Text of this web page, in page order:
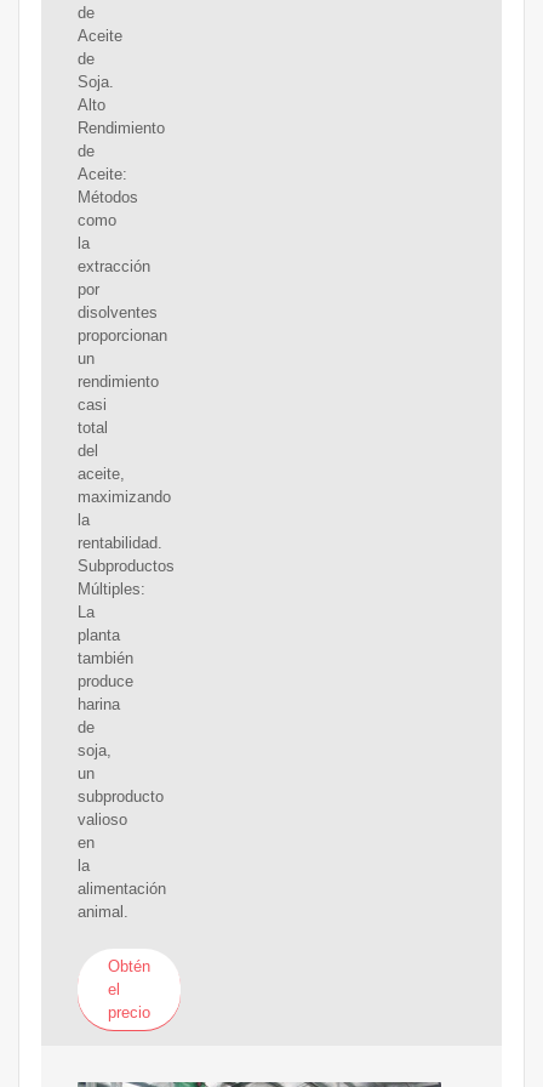
de
Aceite
de
Soja.
Alto
Rendimiento
de
Aceite:
Métodos
como
la
extracción
por
disolventes
proporcionan
un
rendimiento
casi
total
del
aceite,
maximizando
la
rentabilidad.
Subproductos
Múltiples:
La
planta
también
produce
harina
de
soja,
un
subproducto
valioso
en
la
alimentación
animal.
Obtén
el
precio